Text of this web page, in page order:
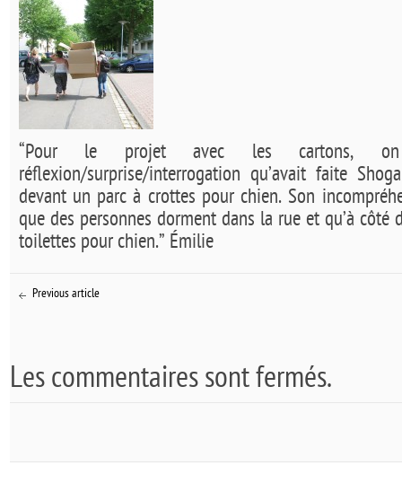
“Pour le projet avec les cartons,
réflexion/surprise/interrogation qu’avait faite
devant un parc à crottes pour chien. Son
que des personnes dorment dans la rue et qu’à côté
toilettes pour chien.” Émilie
Previous article
Les commentaires sont fermés.